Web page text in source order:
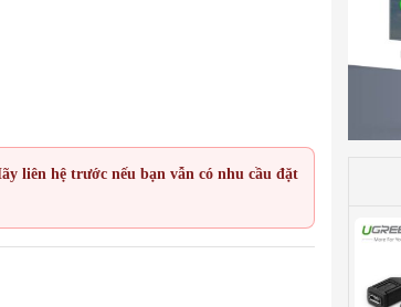
liên hệ trước nếu bạn vẫn có nhu cầu đặt